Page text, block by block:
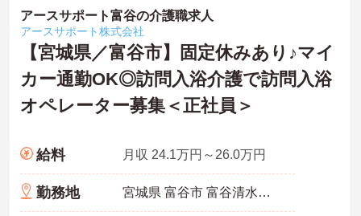
アースサポート富谷の介護職求人
アースサポート株式会社
【宮城県／富谷市】固定休みあり♪マイ
カー通勤OK◎訪問入浴介護で訪問入浴
オペレーター募集＜正社員＞
給料 月収 24.1万円～26.0万円
勤務地 宮城県 富谷市 富谷清水仲119-4 パルネットyou102